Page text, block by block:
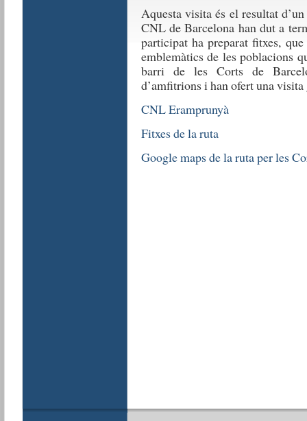
Aquesta visita és el resultat
CNL de Barcelona han dut a
participat ha preparat fitxes,
emblemàtics de les poblacions
barri de les Corts de
d’amfitrions i han ofert una
CNL Eramprunyà
Fitxes de la ruta
Google maps de la ruta per les